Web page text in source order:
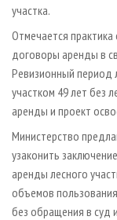
участка.
Отмечается
договоры аренды в
Ревизионный период
участком 49 лет без
аренды и проект
Министерство
узаконить
аренды лесного
объемов
без обращения в суд